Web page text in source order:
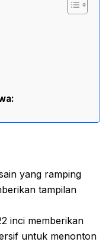
yang ramping
tampilan
inci memberikan
untuk menonton